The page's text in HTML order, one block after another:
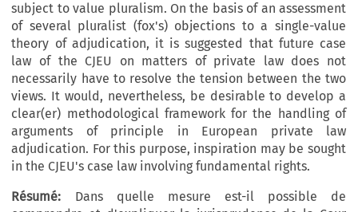
subject to value pluralism. On the basis of an assessment
of several pluralist (fox's) objections to a single-value
theory of adjudication, it is suggested that future case
law of the CJEU on matters of private law does not
necessarily have to resolve the tension between the two
views. It would, nevertheless, be desirable to develop a
clear(er) methodological framework for the handling of
arguments of principle in European private law
adjudication. For this purpose, inspiration may be sought
in the CJEU's case law involving fundamental rights.
Résumé: Dans quelle mesure est-il possible de